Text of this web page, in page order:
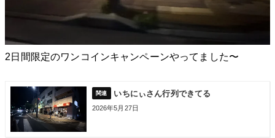
2日間限定のワンコインキャンペーンやってました〜
いちにぃさん行列できてる
2026年5月27日